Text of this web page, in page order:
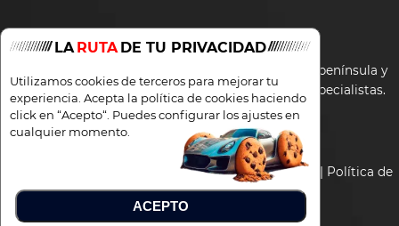
Los precios de la web son solamente válidos para península y
Baleares. Para Canarias consultar con nuestros especialistas.
© 2020 - 2026 Total Renting
Aviso legal y Privacidad
Política de
cookies|Términos
LA RUTA DE TU PRIVACIDAD
Utilizamos cookies de terceros para mejorar tu
experiencia. Acepta la política de cookies haciendo
click en “Acepto“. Puedes configurar los ajustes en
cualquier momento.
ACEPTO